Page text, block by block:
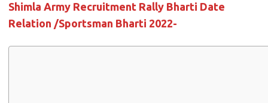
Shimla Army Recruitment Rally Bharti Date
Relation /Sportsman Bharti 2022-